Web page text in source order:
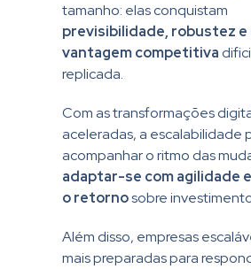
tamanho: elas conquistam
previsibilidade, robustez e
vantagem competitiva
replicada.
Com as transformações
aceleradas, a escalabilidade
acompanhar o ritmo das
adaptar-se com agilidade
o retornosobre
Além disso, empresas
mais preparadas para